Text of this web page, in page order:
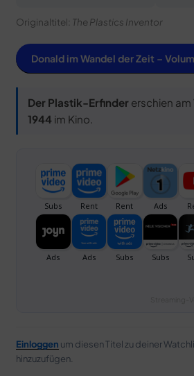
Originaltitel: The Plastics Inventor
Donald im Wandel der Zeit –
Der Plastik-Erfindererschien am
1944im Kino.
Einloggen um diesen Titel zu deiner
hinzuzufügen.